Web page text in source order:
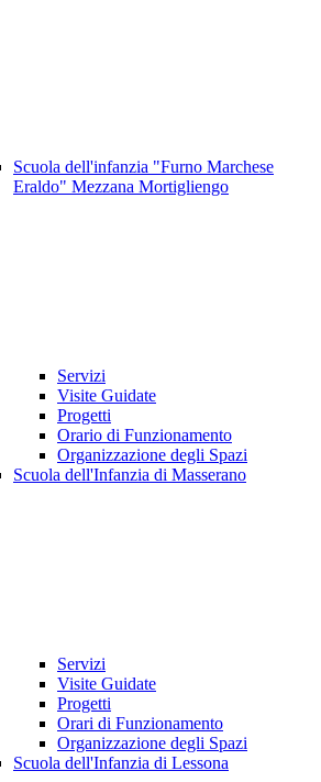
Scuola dell'infanzia "Furno Marchese
Eraldo" Mezzana Mortigliengo
Servizi
Visite Guidate
Progetti
Orario di Funzionamento
Organizzazione degli Spazi
Scuola dell'Infanzia di Masserano
Servizi
Visite Guidate
Progetti
Orari di Funzionamento
Organizzazione degli Spazi
Scuola dell'Infanzia di Lessona